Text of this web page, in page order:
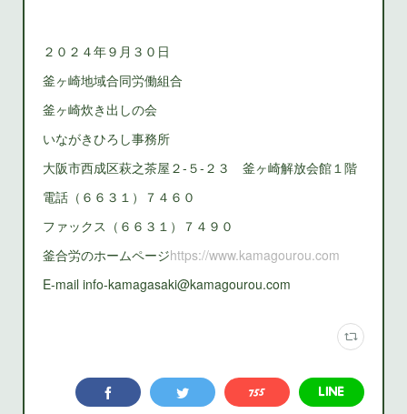
２０２４年９月３０日
釜ヶ崎地域合同労働組合
釜ヶ崎炊き出しの会
いながきひろし事務所
大阪市西成区萩之茶屋２‐５‐２３ 釜ヶ崎解放会館１階
電話（６６３１）７４６０
ファックス（６６３１）７４９０
釜合労のホームページhttps://www.kamagourou.com
E-mail info-kamagasaki@kamagourou.com